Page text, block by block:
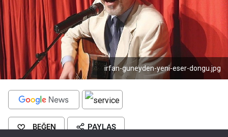
irfan-guneyden-yeni-eser-dongu.jpg
BEĞEN PAYLAŞ